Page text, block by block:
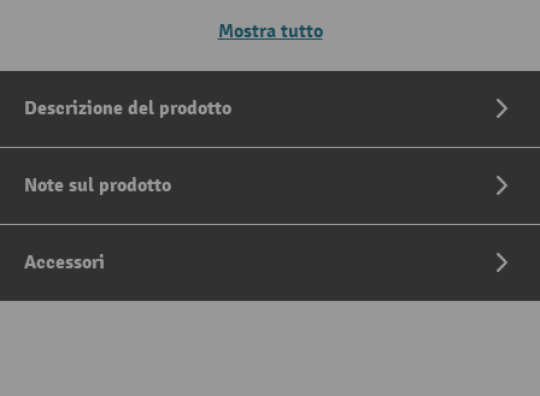
Mostra tutto
Descrizione del prodotto
Note sul prodotto
Accessori